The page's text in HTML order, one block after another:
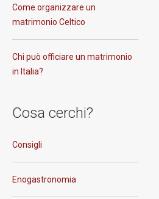
Come organizzare un
matrimonio Celtico
Chi può officiare un matrimonio
in Italia?
Cosa cerchi?
Consigli
Enogastronomia